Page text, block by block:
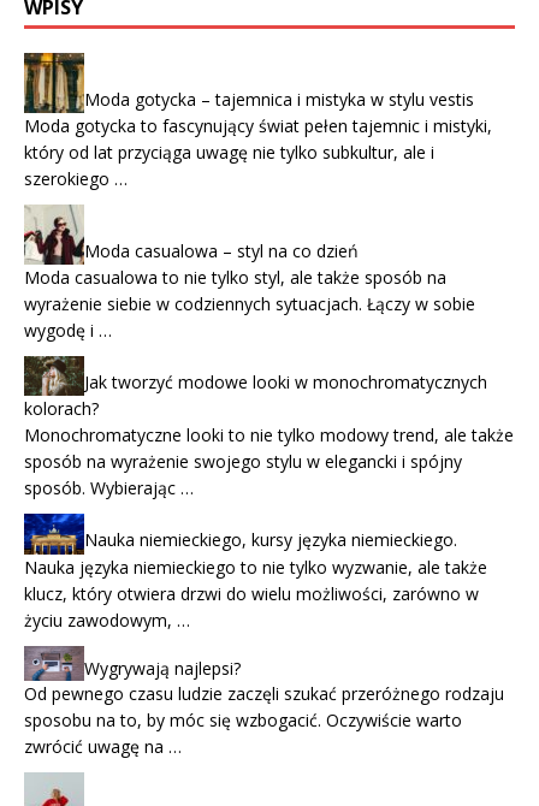
WPISY
Moda gotycka – tajemnica i mistyka w stylu vestis
Moda gotycka to fascynujący świat pełen tajemnic i mistyki,
który od lat przyciąga uwagę nie tylko subkultur, ale i
szerokiego …
Moda casualowa – styl na co dzień
Moda casualowa to nie tylko styl, ale także sposób na
wyrażenie siebie w codziennych sytuacjach. Łączy w sobie
wygodę i …
Jak tworzyć modowe looki w monochromatycznych
kolorach?
Monochromatyczne looki to nie tylko modowy trend, ale także
sposób na wyrażenie swojego stylu w elegancki i spójny
sposób. Wybierając …
Nauka niemieckiego, kursy języka niemieckiego.
Nauka języka niemieckiego to nie tylko wyzwanie, ale także
klucz, który otwiera drzwi do wielu możliwości, zarówno w
życiu zawodowym, …
Wygrywają najlepsi?
Od pewnego czasu ludzie zaczęli szukać przeróżnego rodzaju
sposobu na to, by móc się wzbogacić. Oczywiście warto
zwrócić uwagę na …